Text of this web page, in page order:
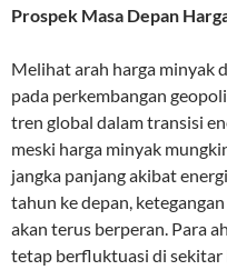
Prospek Masa Depan
Melihat arah harga minyak
pada perkembangan
tren global dalam transisi
meski harga minyak
jangka panjang akibat
tahun ke depan,
akan terus berperan. Para
tetap berfluktuasi di sekitar